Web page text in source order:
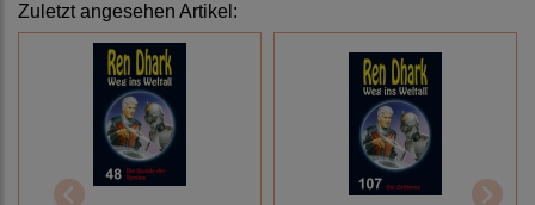
Zuletzt angesehen Artikel: